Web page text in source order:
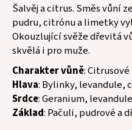
Šalvěj a citrus. Směs vůní
pudru, citrónu a limetky
Okouzlující svěže dřevitá
skvělá i pro muže.
Charakter vůně: Citrusové
Hlava: Bylinky, levandule,
Srdce: Geranium, levandule
Základ: Pačuli, pudrové a
HLEDAT
D
o
p
o